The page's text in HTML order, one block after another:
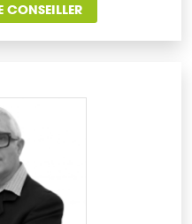
CONSEILLER